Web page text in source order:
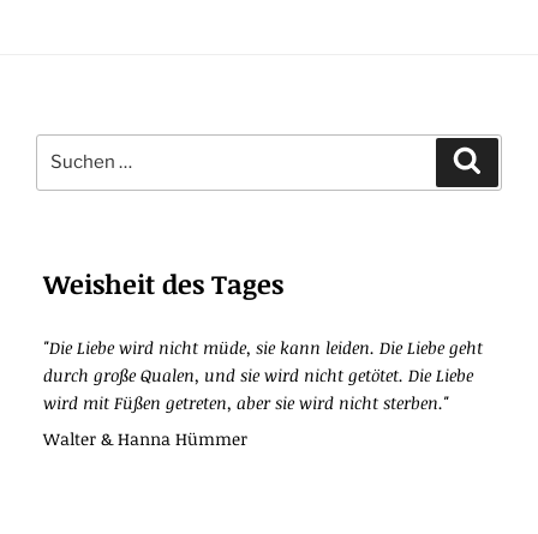
nach:
Weisheit des Tages
"Die Liebe wird nicht müde, sie kann leiden. Die Liebe geht
durch große Qualen, und sie wird nicht getötet. Die Liebe
wird mit Füßen getreten, aber sie wird nicht sterben."
Walter & Hanna Hümmer